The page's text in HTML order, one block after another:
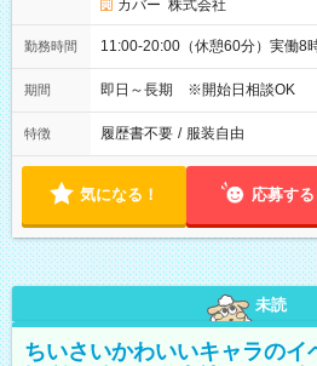
カバー 株式会社
勤務時間 11:00-20:00（休憩60分）実働8
期間 即日～長期 ※開始日相談OK
特徴 履歴書不要 / 服装自由
気になる！ 応募する
未読
ちいさいかわいいキャラのイ